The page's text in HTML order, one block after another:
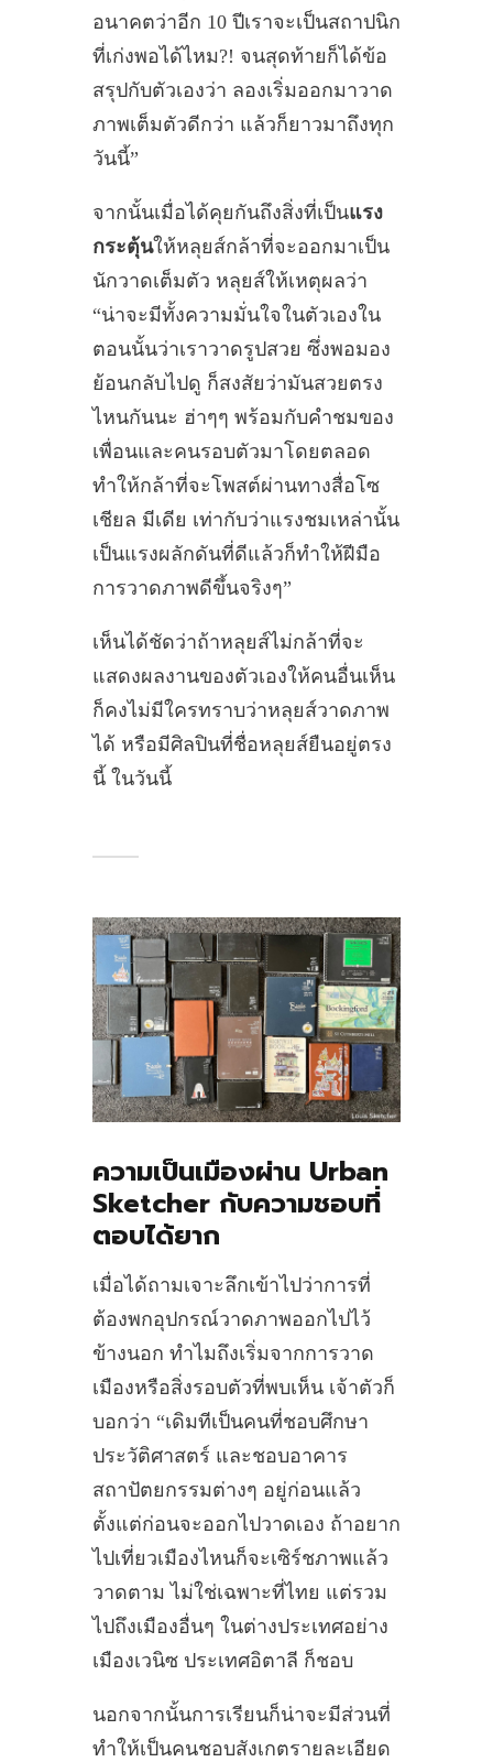
อนาคตว่าอีก 10 ปีเราจะเป็นสถาปนิก
ที่เก่งพอได้ไหม?! จนสุดท้ายก็ได้ข้อ
สรุปกับตัวเองว่า ลองเริ่มออกมาวาด
ภาพเต็มตัวดีกว่า แล้วก็ยาวมาถึงทุก
วันนี้”
จากนั้นเมื่อได้คุยกันถึงสิ่งที่เป็นแรง
กระตุ้นให้หลุยส์กล้าที่จะออกมาเป็น
นักวาดเต็มตัว หลุยส์ให้เหตุผลว่า
“น่าจะมีทั้งความมั่นใจในตัวเองใน
ตอนนั้นว่าเราวาดรูปสวย ซึ่งพอมอง
ย้อนกลับไปดู ก็สงสัยว่ามันสวยตรง
ไหนกันนะ ฮ่าๆๆ พร้อมกับคำชมของ
เพื่อนและคนรอบตัวมาโดยตลอด
ทำให้กล้าที่จะโพสต์ผ่านทางสื่อโซ
เชียล มีเดีย เท่ากับว่าแรงชมเหล่านั้น
เป็นแรงผลักดันที่ดีแล้วก็ทำให้ฝีมือ
การวาดภาพดีขึ้นจริงๆ”
เห็นได้ชัดว่าถ้าหลุยส์ไม่กล้าที่จะ
แสดงผลงานของตัวเองให้คนอื่นเห็น
ก็คงไม่มีใครทราบว่าหลุยส์วาดภาพ
ได้ หรือมีศิลปินที่ชื่อหลุยส์ยืนอยู่ตรง
นี้ ในวันนี้
ความเป็นเมืองผ่าน Urban
Sketcher กับความชอบที่
ตอบได้ยาก
เมื่อได้ถามเจาะลึกเข้าไปว่าการที่
ต้องพกอุปกรณ์วาดภาพออกไปไว้
ข้างนอก ทำไมถึงเริ่มจากการวาด
เมืองหรือสิ่งรอบตัวที่พบเห็น เจ้าตัวก็
บอกว่า “เดิมทีเป็นคนที่ชอบศึกษา
ประวัติศาสตร์ และชอบอาคาร
สถาปัตยกรรมต่างๆ อยู่ก่อนแล้ว
ตั้งแต่ก่อนจะออกไปวาดเอง ถ้าอยาก
ไปเที่ยวเมืองไหนก็จะเซิร์ชภาพแล้ว
วาดตาม ไม่ใช่เฉพาะที่ไทย แต่รวม
ไปถึงเมืองอื่นๆ ในต่างประเทศอย่าง
เมืองเวนิซ ประเทศอิตาลี ก็ชอบ
นอกจากนั้นการเรียนก็น่าจะมีส่วนที่
ทำให้เป็นคนชอบสังเกตรายละเอียด